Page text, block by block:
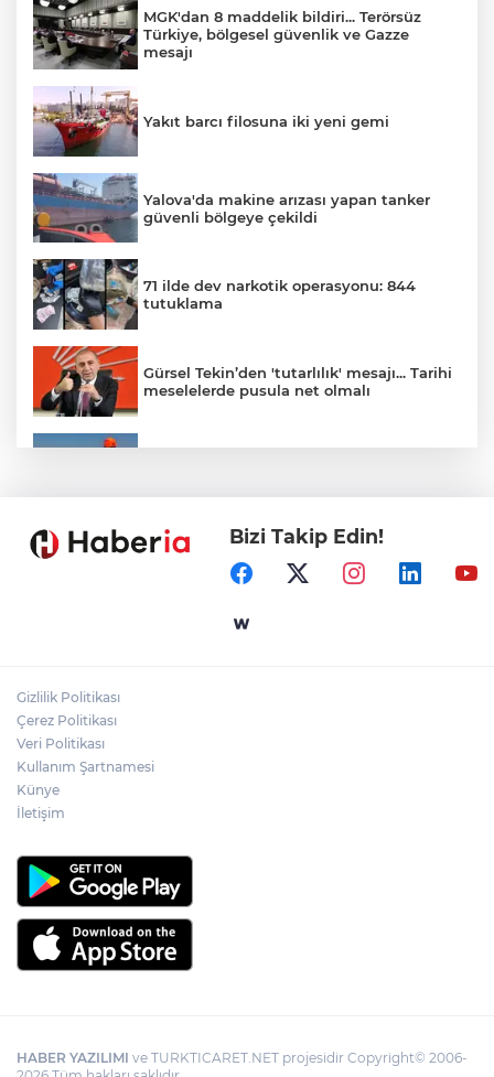
MGK'dan 8 maddelik bildiri... Terörsüz
Türkiye, bölgesel güvenlik ve Gazze
mesajı
Yakıt barcı filosuna iki yeni gemi
Yalova'da makine arızası yapan tanker
güvenli bölgeye çekildi
71 ilde dev narkotik operasyonu: 844
tutuklama
Gürsel Tekin’den 'tutarlılık' mesajı... Tarihi
meselelerde pusula net olmalı
Samsun’da Alaçam'a yeni yaşam alanı
Yapay zekada onlarca uygulamanın
Bizi Takip Edin!
Gizlilik Politikası
Çerez Politikası
Veri Politikası
Kullanım Şartnamesi
Künye
İletişim
HABER YAZILIMI ve TURKTICARET.NET projesidir Copyright© 2006-